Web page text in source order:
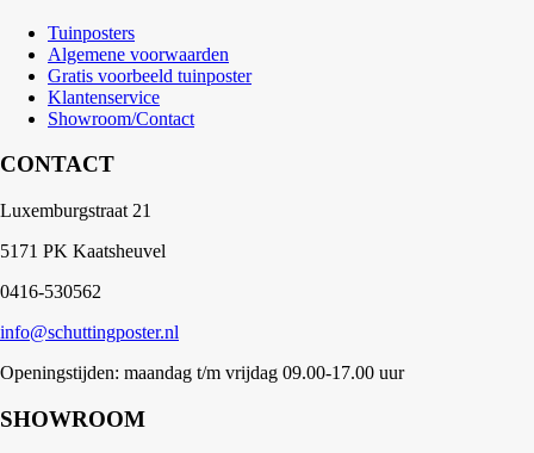
Tuinposters
Algemene voorwaarden
Gratis voorbeeld tuinposter
Klantenservice
Showroom/Contact
CONTACT
Luxemburgstraat 21
5171 PK Kaatsheuvel
0416-530562
info@schuttingposter.nl
Openingstijden: maandag t/m vrijdag 09.00-17.00 uur
SHOWROOM